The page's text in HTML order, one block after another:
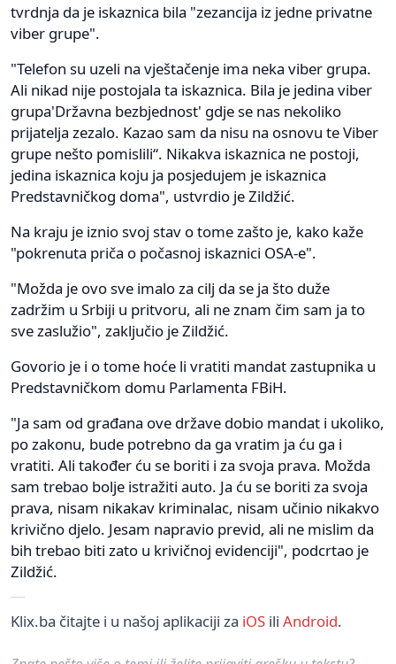
tvrdnja da je iskaznica bila "zezancija iz jedne privatne
viber grupe".
"Telefon su uzeli na vještačenje ima neka viber grupa.
Ali nikad nije postojala ta iskaznica. Bila je jedina viber
grupa'Državna bezbjednost' gdje se nas nekoliko
prijatelja zezalo. Kazao sam da nisu na osnovu te Viber
grupe nešto pomislili“. Nikakva iskaznica ne postoji,
jedina iskaznica koju ja posjedujem je iskaznica
Predstavničkog doma", ustvrdio je Zildžić.
Na kraju je iznio svoj stav o tome zašto je, kako kaže
"pokrenuta priča o počasnoj iskaznici OSA-e".
"Možda je ovo sve imalo za cilj da se ja što duže
zadržim u Srbiji u pritvoru, ali ne znam čim sam ja to
sve zaslužio", zaključio je Zildžić.
Govorio je i o tome hoće li vratiti mandat zastupnika u
Predstavničkom domu Parlamenta FBiH.
"Ja sam od građana ove države dobio mandat i ukoliko,
po zakonu, bude potrebno da ga vratim ja ću ga i
vratiti. Ali također ću se boriti i za svoja prava. Možda
sam trebao bolje istražiti auto. Ja ću se boriti za svoja
prava, nisam nikakav kriminalac, nisam učinio nikakvo
krivično djelo. Jesam napravio previd, ali ne mislim da
bih trebao biti zato u krivičnoj evidenciji", podcrtao je
Zildžić.
Klix.ba čitajte i u našoj aplikaciji za iOS ili Android.